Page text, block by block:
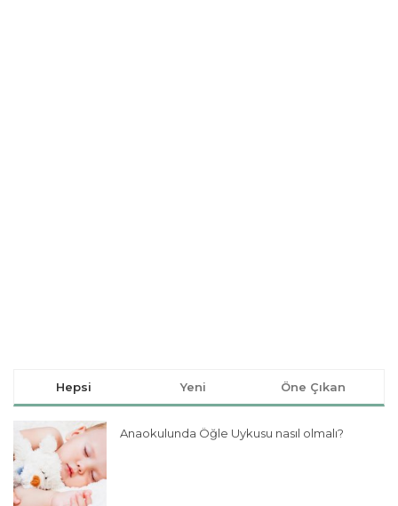
Hepsi Yeni Öne Çıkan
Anaokulunda Öğle Uykusu nasıl olmalı?